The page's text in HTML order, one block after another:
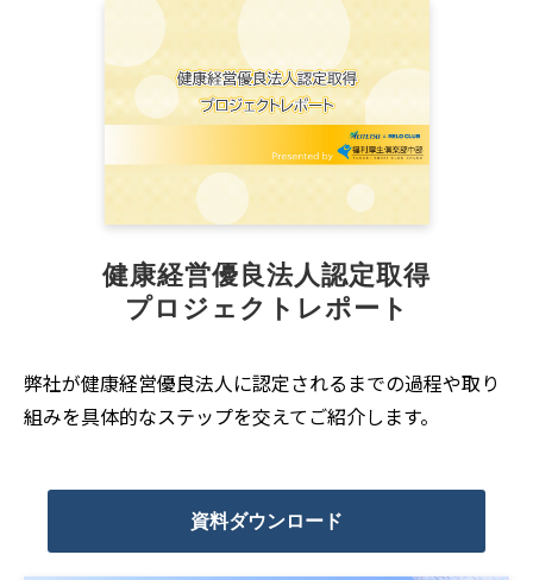
健康経営優良法人認定取得
プロジェクトレポート
弊社が健康経営優良法人に認定されるまでの過程や取り
組みを具体的なステップを交えてご紹介します。
資料ダウンロード